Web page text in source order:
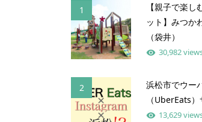
1
【親子で楽し
ット】みつか
（袋井）
30,982
2
浜松市でウー
（UberEats
13,629